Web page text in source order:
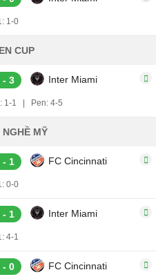
1-0
CUP
- 3 Inter Miami
1-1 Pen: 4-5
MỸ
- 1 FC Cincinnati
0-0
- 1 Inter Miami
4-1
- 0 FC Cincinnati